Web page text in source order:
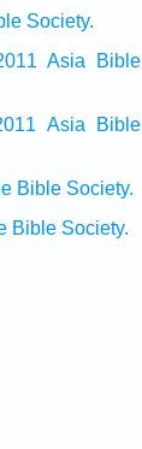
Society.
Asia Bible
Asia Bible
Bible Society.
Bible Society.